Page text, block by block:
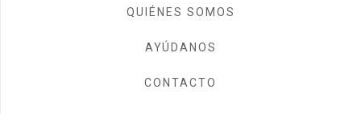
QUIÉNES SOMOS
AYÚDANOS
CONTACTO